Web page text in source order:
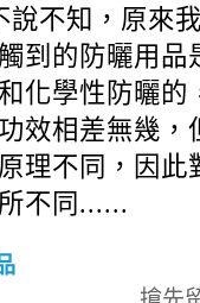
說不知，原來
到的防曬用品
化學性防曬的
效相差無幾，
理不同，因此
不同......